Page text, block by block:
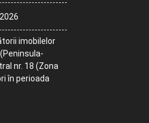
imobilelor
nr. 18 (Zona
în perioada